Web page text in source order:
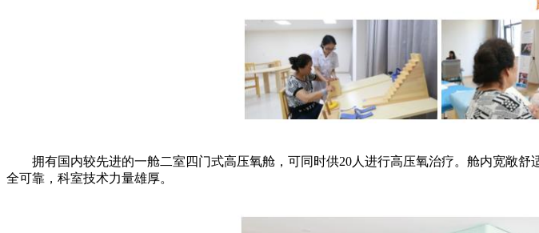
拥有国内较先进的一舱二室四门式高压氧舱，可同时供20人进行高压氧治疗。舱内宽敞舒
全可靠，科室技术力量雄厚。